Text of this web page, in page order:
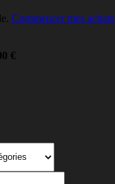
Commencer mes achats
€